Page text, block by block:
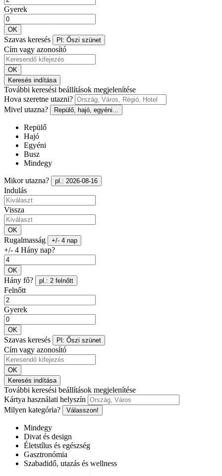
Gyerek
OK
Szavas keresés Pl: Őszi szünet
Cím vagy azonosító
OK
Keresés indítása
További keresési beállítások megjelenítése
Hova szeretne utazni?
Mivel utazna?
Repülő, hajó, egyéni...
Repülő
Hajó
Egyéni
Busz
Mindegy
Mikor utazna? pl.: 2026-08-16
Indulás
Vissza
OK
Rugalmasság +/- 4 nap
+/- 4 Hány nap?
OK
Hány fő? pl.: 2 felnőtt
Felnőtt
Gyerek
OK
Szavas keresés Pl: Őszi szünet
Cím vagy azonosító
OK
Keresés indítása
További keresési beállítások megjelenítése
Kártya használati helyszín
Milyen kategória?
Válasszon!
Mindegy
Divat és design
Életstílus és egészség
Gasztronómia
Szabadidő, utazás és wellness